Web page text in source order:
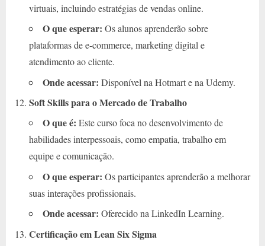
virtuais, incluindo estratégias de vendas online.
O que esperar: Os alunos aprenderão sobre
plataformas de e-commerce, marketing digital e
atendimento ao cliente.
Onde acessar: Disponível na Hotmart e na Udemy.
Soft Skills para o Mercado de Trabalho
O que é: Este curso foca no desenvolvimento de
habilidades interpessoais, como empatia, trabalho em
equipe e comunicação.
O que esperar: Os participantes aprenderão a melhorar
suas interações profissionais.
Onde acessar: Oferecido na LinkedIn Learning.
Certificação em Lean Six Sigma